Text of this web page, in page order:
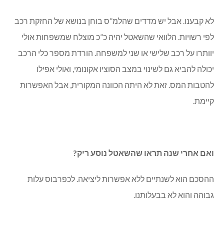
לא קבענו. אבל יש מדדים שהלמ”ס בוחן בנושא של החזקת רכב
לפי רשויות. הלוואי שהשאטל יהיה כ”כ מוצלח שמשפחות אולי
יוותרו על רכב שלישי או שני למשפחה. הורדת מספר כלי הרכב
יכולה להביא גם לשינוי במצב הסוציו אקונומי, ואולי אפילו
להטבות המס. זאת לא היתה הכוונה המקורית, אבל האפשרות
קיימת.
ואם אחרי שנה תראו שהשאטל נוסע ריק?
ההסכם הוא לשנתיים ללא אפשרות ליציאה. לכפרבוס עלות
גבוהה והוא לא בבעלותנו.